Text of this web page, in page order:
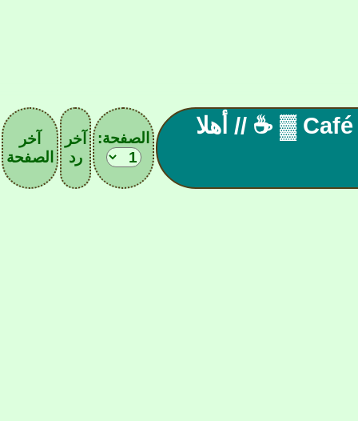
▓ المقهـ| 136|ے الآسيـويے Café ▓ ☕ // أهلا الصفحة:
آخر
رد
آخر
الصفحة